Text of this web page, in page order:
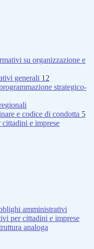
su organizzazione e
generali 12
strategico-
e codice di condotta 5
e imprese
amministrativi
per cittadini e imprese
analoga